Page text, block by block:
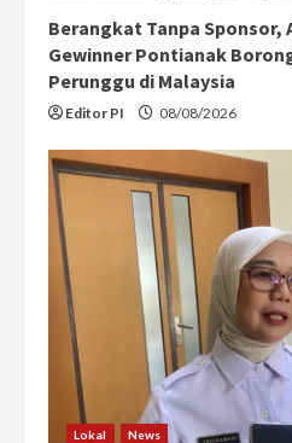
g
Berangkat Tanpa
Gewinner Pontianak
Perunggu di Malaysia
Editor PI 08/08/2026
Lokal News